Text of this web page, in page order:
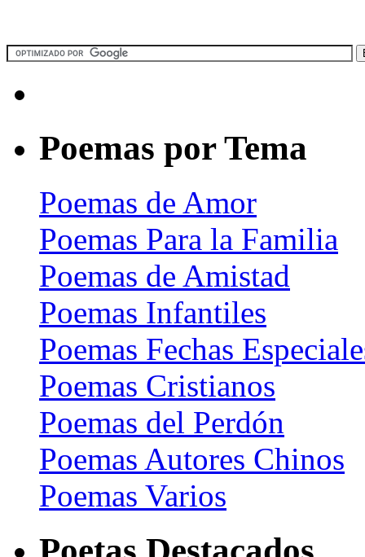
Poemas por Tema
Poemas de Amor
Poemas Para la Familia
Poemas de Amistad
Poemas Infantiles
Poemas Fechas
Poemas Cristianos
Poemas del Perdón
Poemas Autores Chinos
Poemas Varios